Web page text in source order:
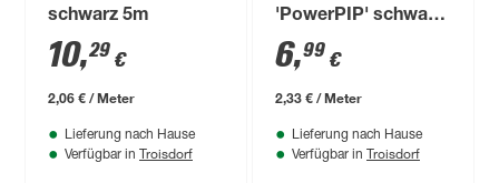
schwarz 5m
10,29 €
2,06 € / Meter
Lieferung nach Hause
Verfügbar in Troisdorf
'PowerPIP' schwarz
extradünn 3 m
6,99 €
2,33 € / Meter
Lieferung nach Hause
Verfügbar in Troisdorf